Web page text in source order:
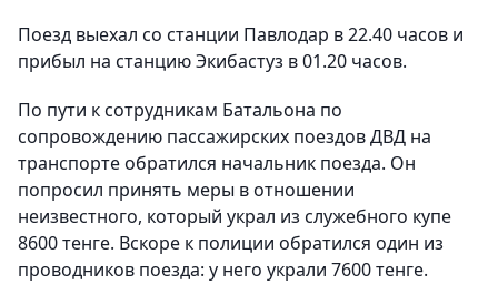
Поезд выехал со станции Павлодар в 22.40 часов и
прибыл на станцию Экибастуз в 01.20 часов.
По пути к сотрудникам Батальона по
сопровождению пассажирских поездов ДВД на
транспорте обратился начальник поезда. Он
попросил принять меры в отношении
неизвестного, который украл из служебного купе
8600 тенге. Вскоре к полиции обратился один из
проводников поезда: у него украли 7600 тенге.